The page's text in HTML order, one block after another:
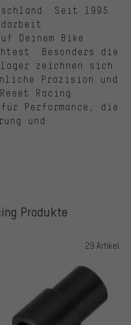
Seit 1995
Deinem Bike
Besonders die
zeichnen sich
Präzision und
Racing
Performance, die
und
Produkte
29 Artikel